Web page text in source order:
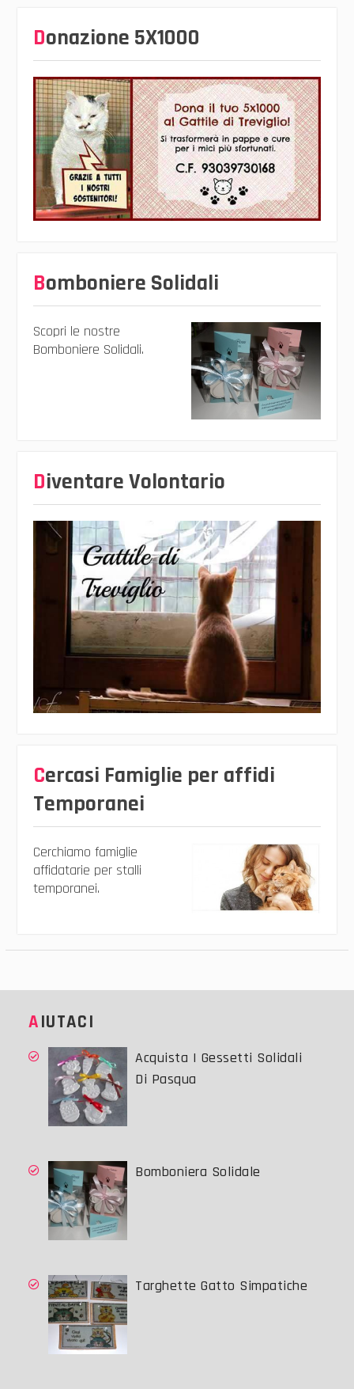
Donazione 5X1000
Bomboniere Solidali
Scopri le nostre
Bomboniere Solidali.
Diventare Volontario
Cercasi Famiglie per affidi
Temporanei
Cerchiamo famiglie
affidatarie per stalli
temporanei.
AIUTACI
Acquista I Gessetti Solidali
Di Pasqua
Bomboniera Solidale
Targhette Gatto Simpatiche